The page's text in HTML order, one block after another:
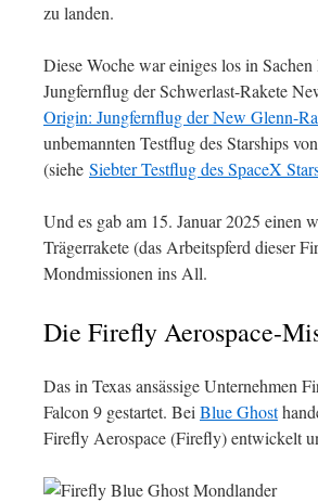
zu landen.
Diese Woche war einiges los in
Jungfernflug der Schwerlast-Rakete
Origin: Jungfernflug der New Glenn-
unbemannten Testflug des Starships
(siehe Siebter Testflug des SpaceX
Und es gab am 15. Januar 2025 einen
Trägerrakete (das Arbeitspferd dieser
Mondmissionen ins All.
Die Firefly Aerospace-
Das in Texas ansässige Unternehmen
Falcon 9 gestartet. Bei Blue Ghost
Firefly Aerospace (Firefly) entwickelt